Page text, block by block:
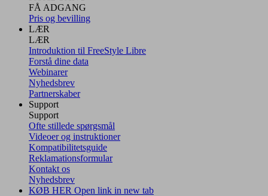
FÅ ADGANG
Pris og bevilling
LÆR
LÆR
Introduktion til FreeStyle Libre
Forstå dine data
Webinarer
Nyhedsbrev
Partnerskaber
Support
Support
Ofte stillede spørgsmål
Videoer og instruktioner
Kompatibilitetsguide
Reklamationsformular
Kontakt os
Nyhedsbrev
KØB HER Open link in new tab